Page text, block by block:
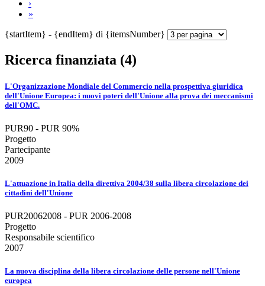
›
»
{startItem} - {endItem} di {itemsNumber}
Ricerca finanziata (4)
L'Organizzazione Mondiale del Commercio nella prospettiva giuridica
dell'Unione Europea: i nuovi poteri dell'Unione alla prova dei meccanismi
dell'OMC.
PUR90 - PUR 90%
Progetto
Partecipante
2009
L'attuazione in Italia della direttiva 2004/38 sulla libera circolazione dei
cittadini dell'Unione
PUR20062008 - PUR 2006-2008
Progetto
Responsabile scientifico
2007
La nuova disciplina della libera circolazione delle persone nell'Unione
europea